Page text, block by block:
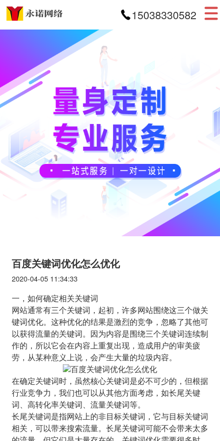
15038330582
首页
APP开发
小程序开发
案例展示
新闻资讯
关于我们
百度关键词优化怎么优化
2020-04-05 11:34:33
一，如何确定相关关键词
网站通常有三个关键词，起初，许多网站围绕这三个做关
键词优化。这种优化的结果是激烈的竞争，忽略了其他可
以获得流量的关键词。因为内容是围绕三个关键词连续制
作的，所以它会在内容上重复出现，造成用户的审美疲
劳，从某种意义上说，会产生大量的垃圾内容。
在确定关键词时，虽然核心关键词是必不可少的，但根据
行业竞争力，我们也可以从其他方面考虑，如长尾关键
词、高转化率关键词、流量关键词等。
长尾关键词是指网站上的非目标关键词，它与目标关键词
相关，可以带来搜索流量。长尾关键词可能不会带来太多